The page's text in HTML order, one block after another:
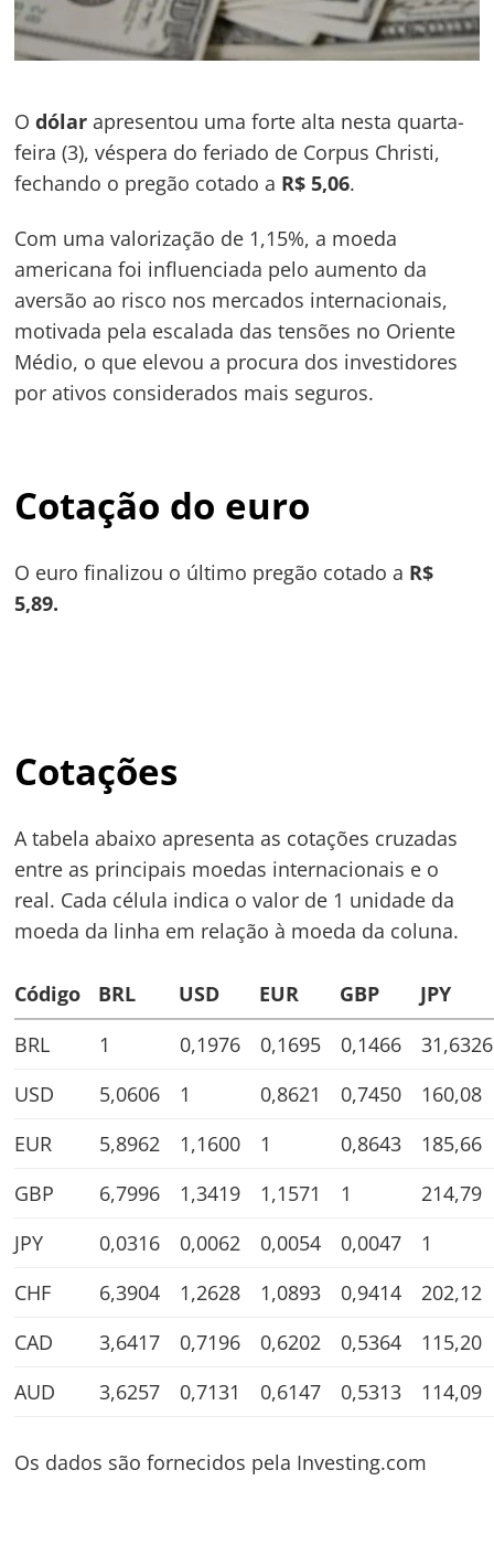
Odólar apresentou uma forte alta nesta quarta-
feira (3), véspera do feriado de Corpus Christi,
fechando o pregão cotado a R$ 5,06.
Com uma valorização de 1,15%, a moeda
americana foi influenciada pelo aumento da
aversão ao risco nos mercados internacionais,
motivada pela escalada das tensões no Oriente
Médio, o que elevou a procura dos investidores
por ativos considerados mais seguros.
Cotação do euro
O euro finalizou o último pregão cotado a R$
5,89.
Cotações
A tabela abaixo apresenta as cotações cruzadas
entre as principais moedas internacionais e o
real. Cada célula indica o valor de 1 unidade da
moeda da linha em relação à moeda da coluna.
Código BRL USD EUR GBP
JPY
BRL
1 0,1976 0,1695 0,1466
31,6326
USD
5,0606 1 0,8621 0,7450
160,08
EUR
5,8962 1,1600 1 0,8643
185,66
GBP
6,7996 1,3419 1,1571 1
214,79
JPY
0,0316 0,0062 0,0054 0,0047
1
CHF
6,3904 1,2628 1,0893 0,9414
202,12
CAD
3,6417 0,7196 0,6202 0,5364
115,20
AUD
3,6257 0,7131 0,6147 0,5313 114,09
Os dados são fornecidos pela Investing.com
Navegação
de
Post